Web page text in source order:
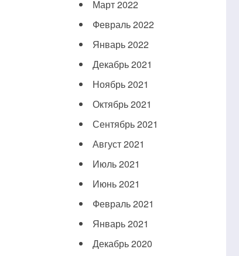
Март 2022
Февраль 2022
Январь 2022
Декабрь 2021
Ноябрь 2021
Октябрь 2021
Сентябрь 2021
Август 2021
Июль 2021
Июнь 2021
Февраль 2021
Январь 2021
Декабрь 2020